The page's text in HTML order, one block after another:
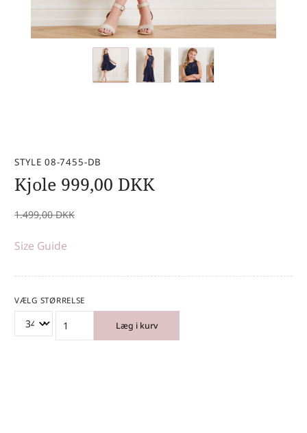
STYLE 08-7455-DB
Kjole 999,00 DKK
1.499,00 DKK
Size Guide
VÆLG STØRRELSE
Læg i kurv